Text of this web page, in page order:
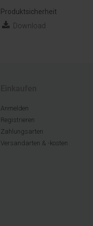
Produktsicherheit
Download
Anmelden
Registrieren
Zahlungsarten
Versandarten & -kosten